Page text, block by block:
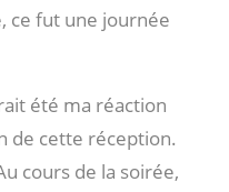
ce fut une journée
été ma réaction
de cette réception.
cours de la soirée,